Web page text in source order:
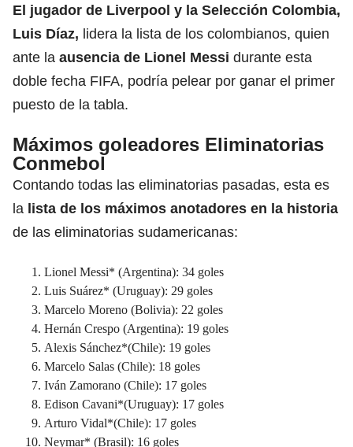
El jugador de Liverpool y la Selección Colombia,
Luis Díaz, lidera la lista de los colombianos, quien
ante la ausencia de Lionel Messi durante esta
doble fecha FIFA, podría pelear por ganar el primer
puesto de la tabla.
Máximos goleadores Eliminatorias
Conmebol
Contando todas las eliminatorias pasadas, esta es
la lista de los máximos anotadores en la historia
de las eliminatorias sudamericanas:
Lionel Messi* (Argentina): 34 goles
Luis Suárez* (Uruguay): 29 goles
Marcelo Moreno (Bolivia): 22 goles
Hernán Crespo (Argentina): 19 goles
Alexis Sánchez*(Chile): 19 goles
Marcelo Salas (Chile): 18 goles
Iván Zamorano (Chile): 17 goles
Edison Cavani*(Uruguay): 17 goles
Arturo Vidal*(Chile): 17 goles
Neymar* (Brasil): 16 goles